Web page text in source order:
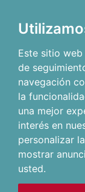
Este sitio
de
navegación
la
una mejor
interés en
personalizar
mostrar
usted.